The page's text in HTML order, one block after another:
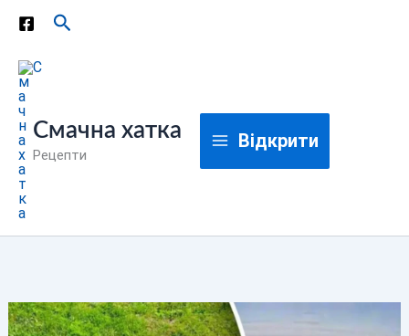
Перейти
вмісту
Пошук
Смачна хатка
Рецепти
Відкрити